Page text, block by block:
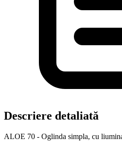
Descriere detaliată
ALOE 70 - Oglinda simpla, cu